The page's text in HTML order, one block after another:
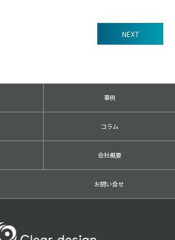
NEXT
事例
コラム
会社概要
お問い合せ